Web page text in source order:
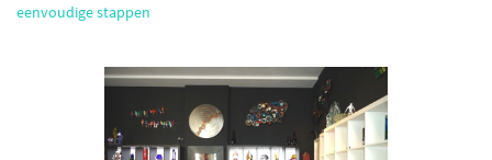
eenvoudige stappen